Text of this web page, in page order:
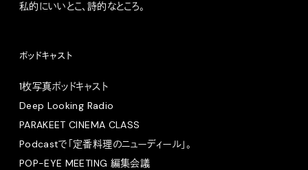
私的にいいとこ、詩的なところ。
ポッドキャスト
1枚写真ポッドキャスト
Deep Looking Radio
PARAKEET CINEMA CLASS
Podcastで「定番料理のニューディール」。
POP-EYE MEETING 編集会議